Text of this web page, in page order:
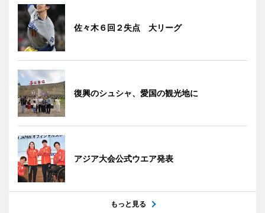
佐々木６回２失点 大リーグ
復興のシュシャ、愛国の観光地に
アジア大会公式ウエア発表
もっと見る